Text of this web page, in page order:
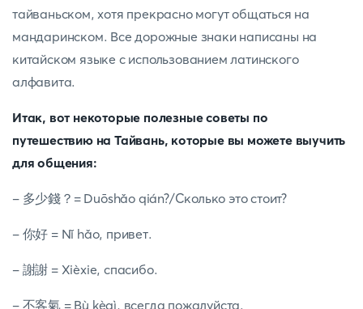
тайваньском, хотя прекрасно могут общаться на
мандаринском. Все дорожные знаки написаны на
китайском языке с использованием латинского
алфавита.
Итак, вот некоторые полезные советы по
путешествию на Тайвань, которые вы можете выучить
для общения:
- 多少錢？= Duōshǎo qián?/Сколько это стоит?
- 你好 = Nǐ hǎo, привет.
- 謝謝 = Xièxie, спасибо.
- 不客氣 = Bù kèqì, всегда пожалуйста.